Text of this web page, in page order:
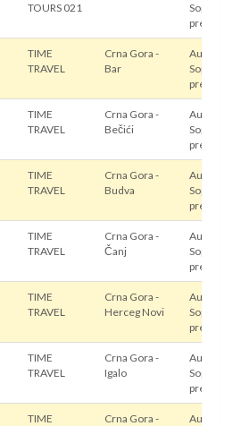
TOURS 021
prevoz
TIME
TRAVEL
Crna Gora -
Bar
Autobus,
prevoz
TIME
TRAVEL
Crna Gora -
Bečići
Autobus,
prevoz
TIME
TRAVEL
Crna Gora -
Budva
Autobus,
prevoz
TIME
TRAVEL
Crna Gora -
Čanj
Autobus,
prevoz
TIME
TRAVEL
Crna Gora -
Herceg Novi
Autobus,
prevoz
TIME
TRAVEL
Crna Gora -
Igalo
Autobus,
prevoz
TIME
Crna Gora -
Autobus,